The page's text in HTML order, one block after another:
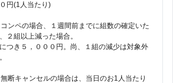
円(1人当たり)
ペの場合、１週間前までに組数の確定いた
２組以上減った場合。
つき５，０００円。尚、１組の減少は対象外
キャンセルの場合は、当日のお1人当たり